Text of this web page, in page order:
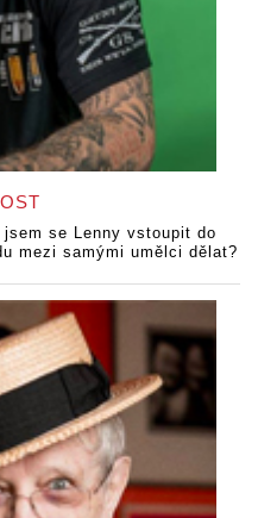
jsem se Lenny vstoupit do
mezi samými umělci dělat?